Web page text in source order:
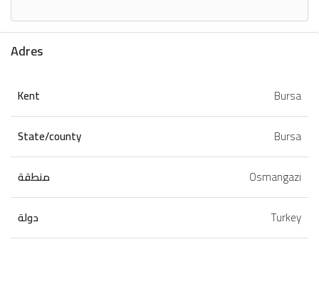
Adres
Kent
Bursa
State/county
Bursa
منطقة
Osmangazi
دولة
Turkey